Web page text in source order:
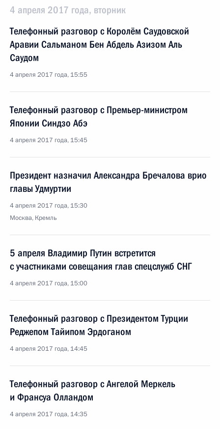
4 апреля 2017 года, вторник
Телефонный разговор с Королём Саудовской
Аравии Сальманом Бен Абдель Азизом Аль
Саудом
4 апреля 2017 года, 15:55
Телефонный разговор с Премьер-министром
Японии Синдзо Абэ
4 апреля 2017 года, 15:45
Президент назначил Александра Бречалова врио
главы Удмуртии
4 апреля 2017 года, 15:30
Москва, Кремль
5 апреля Владимир Путин встретится
с участниками совещания глав спецслужб СНГ
4 апреля 2017 года, 15:00
Телефонный разговор с Президентом Турции
Реджепом Тайипом Эрдоганом
4 апреля 2017 года, 14:45
Телефонный разговор с Ангелой Меркель
и Франсуа Олландом
4 апреля 2017 года, 14:35